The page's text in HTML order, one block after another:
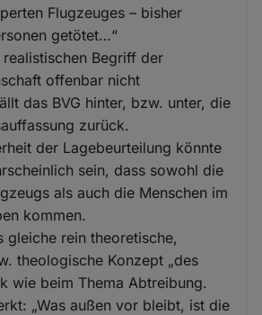
Flugzeuges – bisher
getötet…“
Begriff der
offenbar nicht
das BVG hinter, bzw. unter, die
zurück.
der Lagebeurteilung könnte
sein, dass sowohl die
als auch die Menschen im
kommen.
gleiche rein theoretische,
theologische Konzept „des
wie beim Thema Abtreibung.
„Was außen vor bleibt, ist die